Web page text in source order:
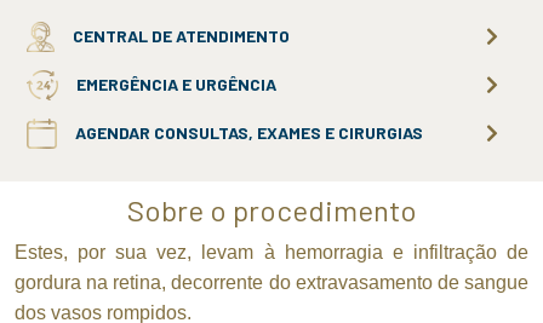
CENTRAL DE ATENDIMENTO
EMERGÊNCIA E URGÊNCIA
AGENDAR CONSULTAS, EXAMES E CIRURGIAS
Sobre o procedimento
Estes, por sua vez, levam à hemorragia e infiltração de
gordura na retina, decorrente do extravasamento de sangue
dos vasos rompidos.